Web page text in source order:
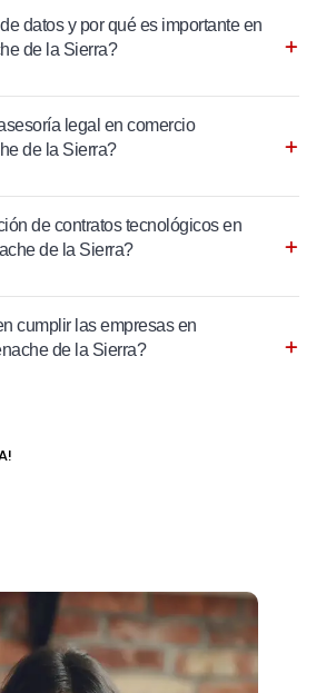
datos y por qué es importante en
de la Sierra?
legal en comercio
de la Sierra?
de contratos tecnológicos en
de la Sierra?
cumplir las empresas en
de la Sierra?